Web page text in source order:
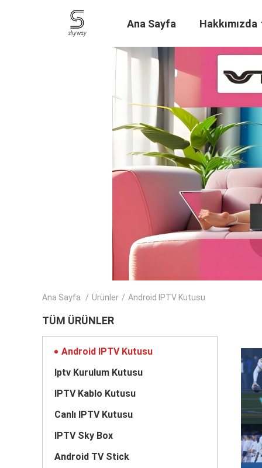
Ana Sayfa Hakkımızda
Ana Sayfa / Ürünler / Android IPTV Kutusu
TÜM ÜRÜNLER
Android IPTV Kutusu
Iptv Kurulum Kutusu
IPTV Kablo Kutusu
Canlı IPTV Kutusu
IPTV Sky Box
Android TV Stick